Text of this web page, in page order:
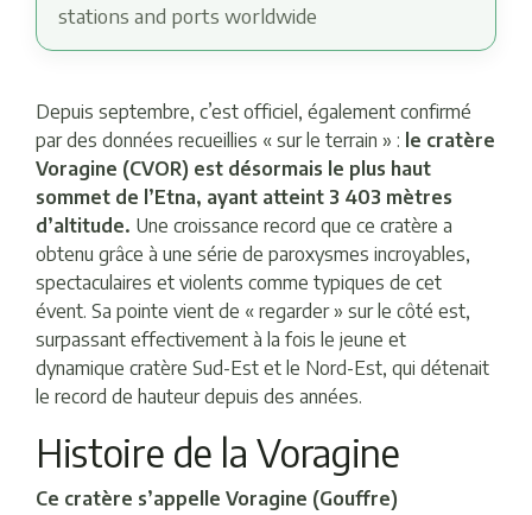
stations and ports worldwide
Depuis septembre, c’est officiel, également confirmé
par des données recueillies « sur le terrain » : le cratère
Voragine (CVOR) est désormais le plus haut
sommet de l’Etna, ayant atteint 3 403 mètres
d’altitude. Une croissance record que ce cratère a
obtenu grâce à une série de paroxysmes incroyables,
spectaculaires et violents comme typiques de cet
évent. Sa pointe vient de « regarder » sur le côté est,
surpassant effectivement à la fois le jeune et
dynamique cratère Sud-Est et le Nord-Est, qui détenait
le record de hauteur depuis des années.
Histoire de la Voragine
Ce cratère s’appelle Voragine (Gouffre)